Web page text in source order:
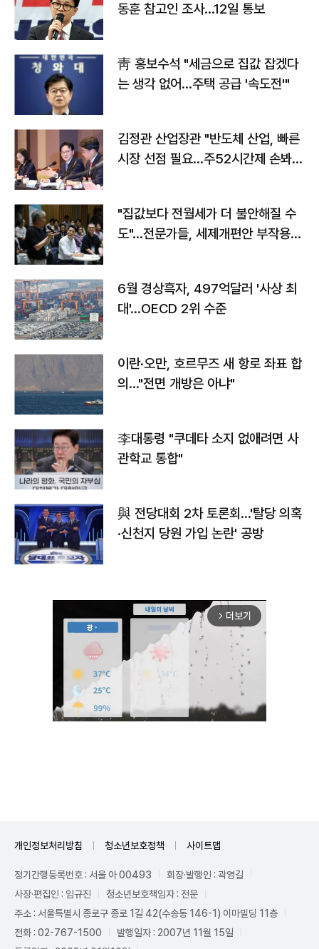
동훈 참고인 조사...12일 통보
靑 홍보수석 "세금으로 집값 잡겠다
는 생각 없어…주택 공급 '속도전'"
김정관 산업장관 "반도체 산업, 빠른
시장 선점 필요…주52시간제 손봐
"집값보다 전월세가 더 불안해질 수
도"…전문가들, 세제개편안 부작용
6월 경상흑자, 497억달러 '사상 최
대'…OECD 2위 수준
이란·오만, 호르무즈 새 항로 좌표 합
의…"전면 개방은 아냐"
李대통령 "쿠데타 소지 없애려면 사
관학교 통합"
與 전당대회 2차 토론회…'탈당 의혹
·신천지 당원 가입 논란' 공방
arrow_forward_ios 더보기
개인정보처리방침 청소년보호정책 사이트맵
정기간행등록번호 : 서울 아 00493
회장·발행인 : 곽영길
사장·편집인 : 임규진
청소년보호책임자 : 전운
주소 : 서울특별시 종로구 종로 1길 42(수송동 146-1) 이마빌딩 11층
전화 : 02-767-1500
발행일자 : 2007년 11월 15일